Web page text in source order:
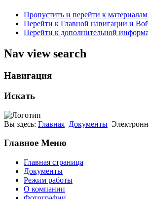
Пропустить и перейти к материалам
Перейти к Главной навигации и
Перейти к дополнительной
Nav view search
Навигация
Искать
Вы здесь: Главная Документы
Главное Меню
Главная страница
Документы
Режим работы
О компании